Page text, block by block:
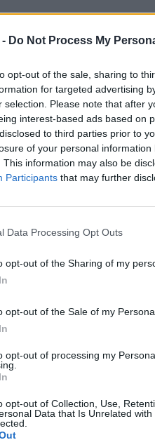
Do Not Process My
opt-out of the sale, sharing to
for targeted advertising
selection. Please note that after
interest-based ads based on
to third parties prior to
of your personal
This information may also be
Participants that may further
Data Processing Opt Outs
opt-out of the Sharing of my
opt-out of the Sale of my
opt-out of processing my
opt-out of Collection, Use,
Data that Is Unrelated
de implantes?
responde al sonido
la cóclea responde
Otra teoría es
Anuncios
lugar, idearon
tonos más bajos a la
bajos. Y enviaron los
Por lo tanto, se
Dado que hay también
implantes
para ver si la
Anuncios
versátiles, ya que son
maneras. Los
mejor con un
disponibles los